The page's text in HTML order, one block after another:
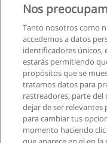
Curso Online
Educa Soluciones
Curso:
IKU Matemáticas Valle
Nos
Tanto nosotros como
accedemos a datos
identificadores únicos,
estarás permitiendo
propósitos que se
tratamos datos para
rastreadores, parte
dejar de ser relevantes
para cambiar tus
momento haciendo clic